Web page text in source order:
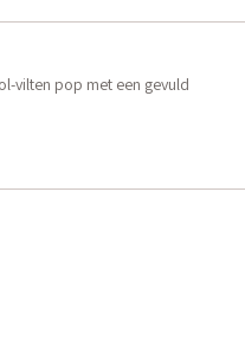
vilten pop met een gevuld